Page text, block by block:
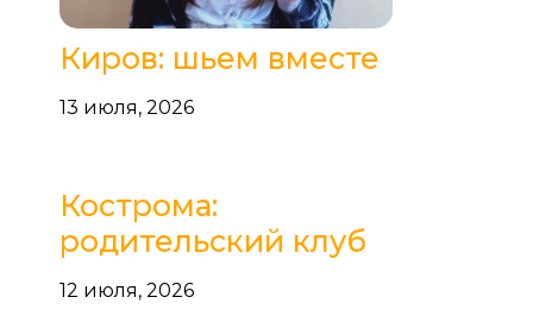
Киров: шьем вместе
13 июля, 2026
Кострома:
родительский клуб
12 июля, 2026